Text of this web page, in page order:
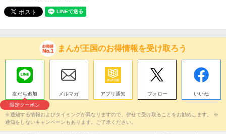
まんが王国のお得情報を受け取ろう
友だち追加
限定クーポン
メルマガ アプリ通知 フォロー いいね
※通知する情報およびタイミングが異なりますので、併せて受け取ることをお勧めします。 ※
通知をしないキャンペーンもあります。ご了承ください。